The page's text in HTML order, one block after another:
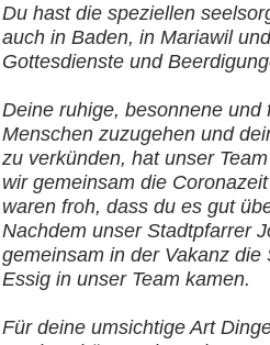
Du hast die speziellen
auch in Baden, in Mariawil
Gottesdienste und
Deine ruhige, besonnene
Menschen zuzugehen und
zu verkünden, hat unser
wir gemeinsam die
waren froh, dass du es gut
Nachdem unser Stadtpfarrer
gemeinsam in der Vakanz
Essig in unser Team kamen.
Für deine umsichtige Art